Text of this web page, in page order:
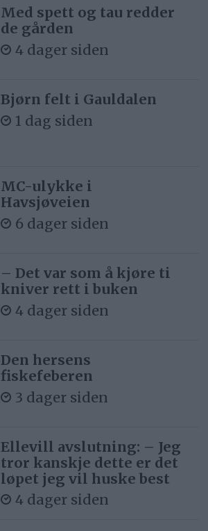
Med spett og tau redder
de gården
4 dager siden
Bjørn felt i Gauldalen
1 dag siden
MC-ulykke i
Havsjøveien
6 dager siden
– Det var som å kjøre ti
kniver rett i buken
4 dager siden
Den hersens
fiskefeberen
3 dager siden
Ellevill avslutning: – Jeg
tror kanskje dette er det
løpet jeg vil huske best
4 dager siden